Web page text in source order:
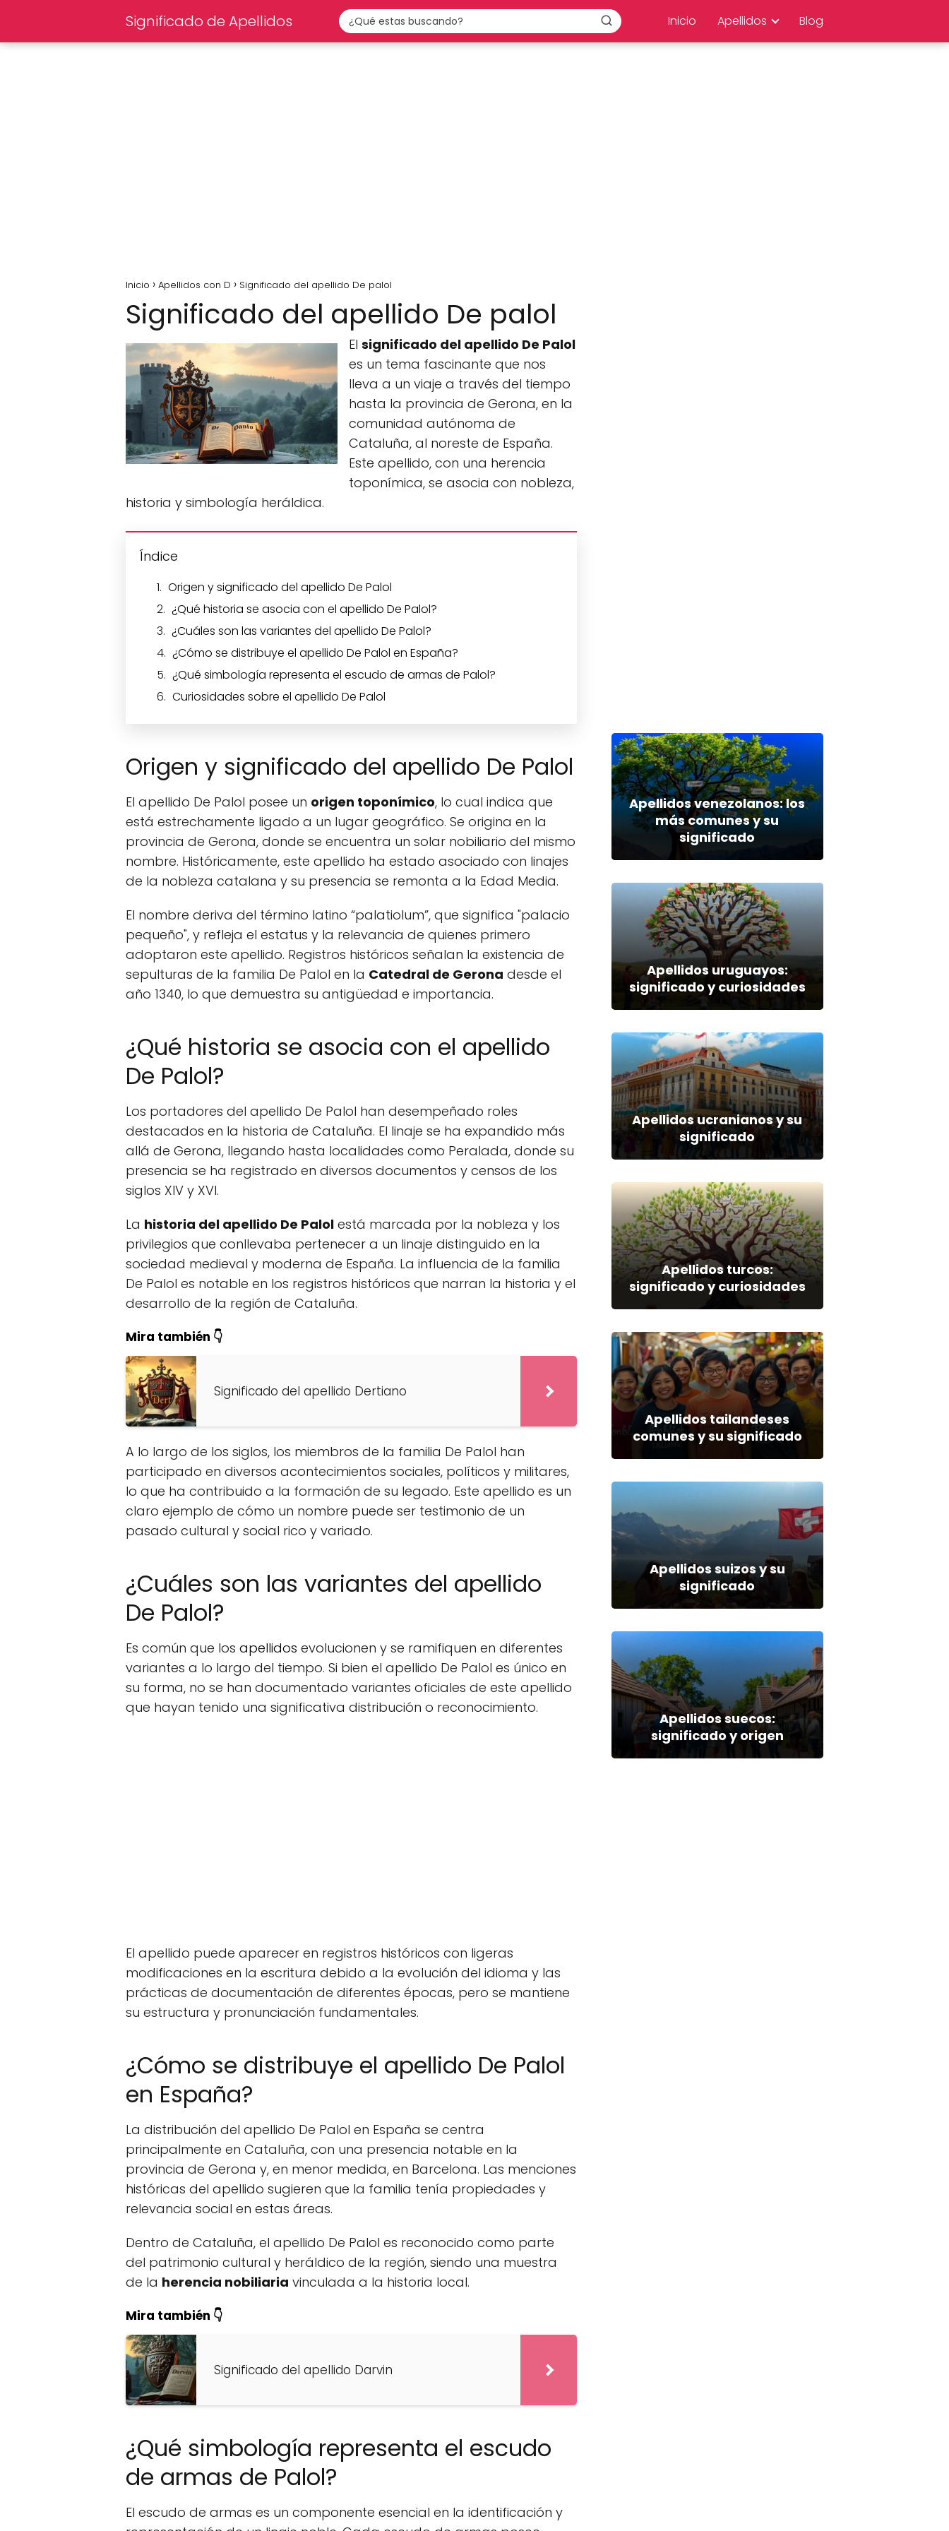
Significado de Apellidos Inicio Apellidos Blog
Inicio Apellidos con D Significado del apellido De palol
Significado del apellido De palol
El significado del apellido De Palol
es un tema fascinante que nos
lleva a un viaje a través del tiempo
hasta la provincia de Gerona, en la
comunidad autónoma de
Cataluña, al noreste de España.
Este apellido, con una herencia
toponímica, se asocia con nobleza,
historia y simbología heráldica.
Índice
Origen y significado del apellido De Palol
¿Qué historia se asocia con el apellido De Palol?
¿Cuáles son las variantes del apellido De Palol?
¿Cómo se distribuye el apellido De Palol en España?
¿Qué simbología representa el escudo de armas de Palol?
Curiosidades sobre el apellido De Palol
Origen y significado del apellido De Palol
El apellido De Palol posee un origen toponímico, lo cual indica que
está estrechamente ligado a un lugar geográfico. Se origina en la
provincia de Gerona, donde se encuentra un solar nobiliario del mismo
nombre. Históricamente, este apellido ha estado asociado con linajes
de la nobleza catalana y su presencia se remonta a la Edad Media.
El nombre deriva del término latino “palatiolum”, que significa "palacio
pequeño", y refleja el estatus y la relevancia de quienes primero
adoptaron este apellido. Registros históricos señalan la existencia de
sepulturas de la familia De Palol en la Catedral de Gerona desde el
año 1340, lo que demuestra su antigüedad e importancia.
¿Qué historia se asocia con el apellido
De Palol?
Los portadores del apellido De Palol han desempeñado roles
destacados en la historia de Cataluña. El linaje se ha expandido más
allá de Gerona, llegando hasta localidades como Peralada, donde su
presencia se ha registrado en diversos documentos y censos de los
siglos XIV y XVI.
La historia del apellido De Palol está marcada por la nobleza y los
privilegios que conllevaba pertenecer a un linaje distinguido en la
sociedad medieval y moderna de España. La influencia de la familia
De Palol es notable en los registros históricos que narran la historia y el
desarrollo de la región de Cataluña.
Mira también 👇
Significado del apellido Dertiano
A lo largo de los siglos, los miembros de la familia De Palol han
participado en diversos acontecimientos sociales, políticos y militares,
lo que ha contribuido a la formación de su legado. Este apellido es un
claro ejemplo de cómo un nombre puede ser testimonio de un
pasado cultural y social rico y variado.
¿Cuáles son las variantes del apellido
De Palol?
Es común que los apellidos evolucionen y se ramifiquen en diferentes
variantes a lo largo del tiempo. Si bien el apellido De Palol es único en
su forma, no se han documentado variantes oficiales de este apellido
que hayan tenido una significativa distribución o reconocimiento.
El apellido puede aparecer en registros históricos con ligeras
modificaciones en la escritura debido a la evolución del idioma y las
prácticas de documentación de diferentes épocas, pero se mantiene
su estructura y pronunciación fundamentales.
¿Cómo se distribuye el apellido De Palol
en España?
La distribución del apellido De Palol en España se centra
principalmente en Cataluña, con una presencia notable en la
provincia de Gerona y, en menor medida, en Barcelona. Las menciones
históricas del apellido sugieren que la familia tenía propiedades y
relevancia social en estas áreas.
Dentro de Cataluña, el apellido De Palol es reconocido como parte
del patrimonio cultural y heráldico de la región, siendo una muestra
de la herencia nobiliaria vinculada a la historia local.
Mira también 👇
Significado del apellido Darvin
¿Qué simbología representa el escudo
de armas de Palol?
El escudo de armas es un componente esencial en la identificación y
Apellidos venezolanos: los
más comunes y su
significado
Apellidos uruguayos:
significado y curiosidades
Apellidos ucranianos y su
significado
Apellidos turcos:
significado y curiosidades
Apellidos tailandeses
comunes y su significado
Apellidos suizos y su
significado
Apellidos suecos:
significado y origen